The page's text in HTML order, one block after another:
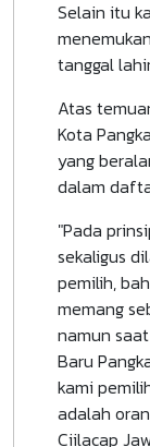
Selain itu
tanggal
Atas
Kota
yang
dalam
"Pada
sekaligus
pemilih,
memang
namun
Baru
kami
adalah
Ciilacap